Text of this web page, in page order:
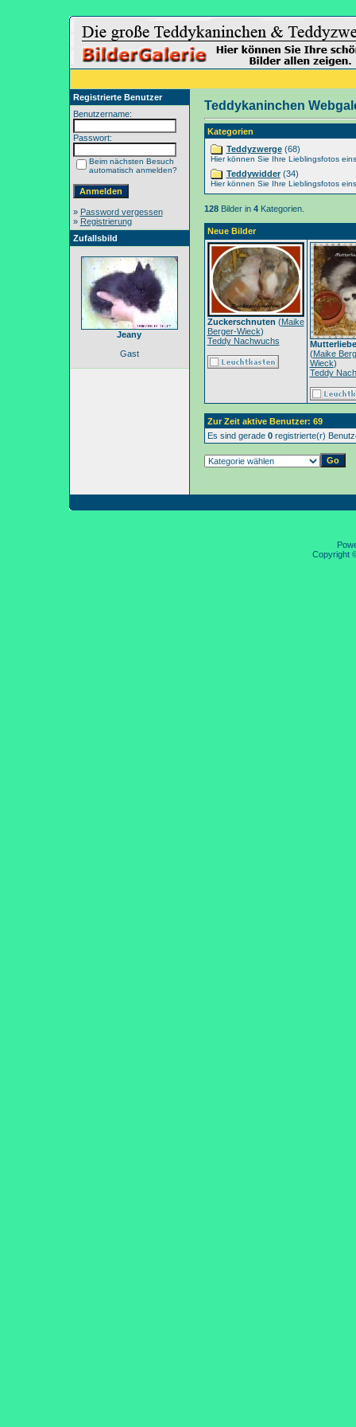
Registrierte Benutzer
Benutzername:
Passwort:
Beim nächsten Besuch
automatisch anmelden?
» Password vergessen
» Registrierung
Zufallsbild
Jeany
Gast
Teddykaninchen
Kategorien
Teddyzwerge(68)
Hier können Sie Ihre Lieblingsfotos
Teddywidder(34)
Hier können Sie Ihre Lieblingsfotos
128Bilder in 4Kategorien.
Neue Bilder
Zuckerschnuten (Maike
Berger-Wieck)
Teddy Nachwuchs
Mutterliebe
(Maike
Wieck)
Teddy
Zur Zeit aktive Benutzer: 69
Es sind gerade 0registrierte(r)
Copyright